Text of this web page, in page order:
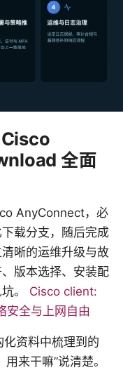
全面
AnyConnect，必
载分支，随后完成
晰的运维升级与故
版本选择、安装配
。 Cisco client:
安全与上网自由
资料中梳理到的
来干嘛”说清楚。